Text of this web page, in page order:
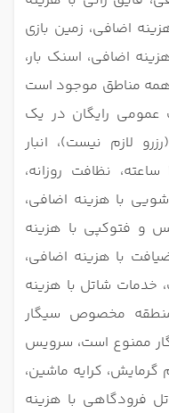
اضافی، زمین بازی
اضافی، اسنک بار،
همه مناطق موجود است
عمومی رایگان در یک
لازم نیست)، انبار
چمدان، میز تور، میز پذیرش 24 ساعته، نظافت روزانه،
با هزینه اضافی،
و فتوکپی با هزینه
با هزینه اضافی،
خدمات شاتل با هزینه
مخصوص سیگار
ممنوع است، سرویس
کرایه ماشین،
فرودگاهی با هزینه